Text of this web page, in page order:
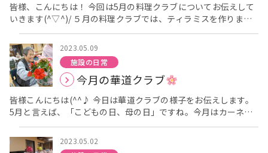
皆様、こんにちは！ 今回は5月の料理クラブについてお伝えして
いきます(^▽^)/ ５月の料理クラブでは、ティラミスを作りまし
まずは、コーヒー液に浸すカステラを切ります。 次
に、クリームチーズ、プリン、ホイップクリームを混ぜて、ティ
ラミス生地を作ります。 とても力のいる作業を皆さん協力して手
伝って頂きました。パワフルなお姿、かっこいいです
テラとティラミス生地を交互にカップに流していただきます。
さらに、チョコ菓子もトッピング
とニコニコされていました！ 出来上がりはこちらです♪ ホッ
トコーヒーとご一緒にお出ししました！ 皆様、「美味しいなあ
～！」とペロリと召し上がって頂けました
次回は３階の料
理クラブの様子もお伝えします(^▽^)/ 楽しみにお待ちくださ
い。 ブログ担当 栄養課 岡本
2023.05.09
施設の日常
今月の華道クラブ
皆様こんにちは(^^♪ 今日は華道クラブの様子をお伝えします。
5月と言えば、「こどもの日、母の日」ですね。今月はカーネー
ションを使ったフラワーアレンジメントでした。皆様思い思いに
活けてくださいました。 華道クラブはいつも人気のリクリエーシ
ョンです。笑顔がとっても素敵ですね！ ブログ担当 栄養課 平
2023.05.02